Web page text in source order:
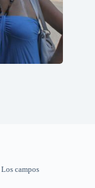
Los campos